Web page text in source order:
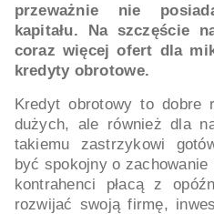
przeważnie nie
kapitału. Na szczęście
coraz więcej ofert dla
kredyty obrotowe.
Kredyt obrotowy to dobre
dużych, ale również dla
takiemu zastrzykowi
być spokojny o zachowanie
kontrahenci płacą z
rozwijać swoją firmę,